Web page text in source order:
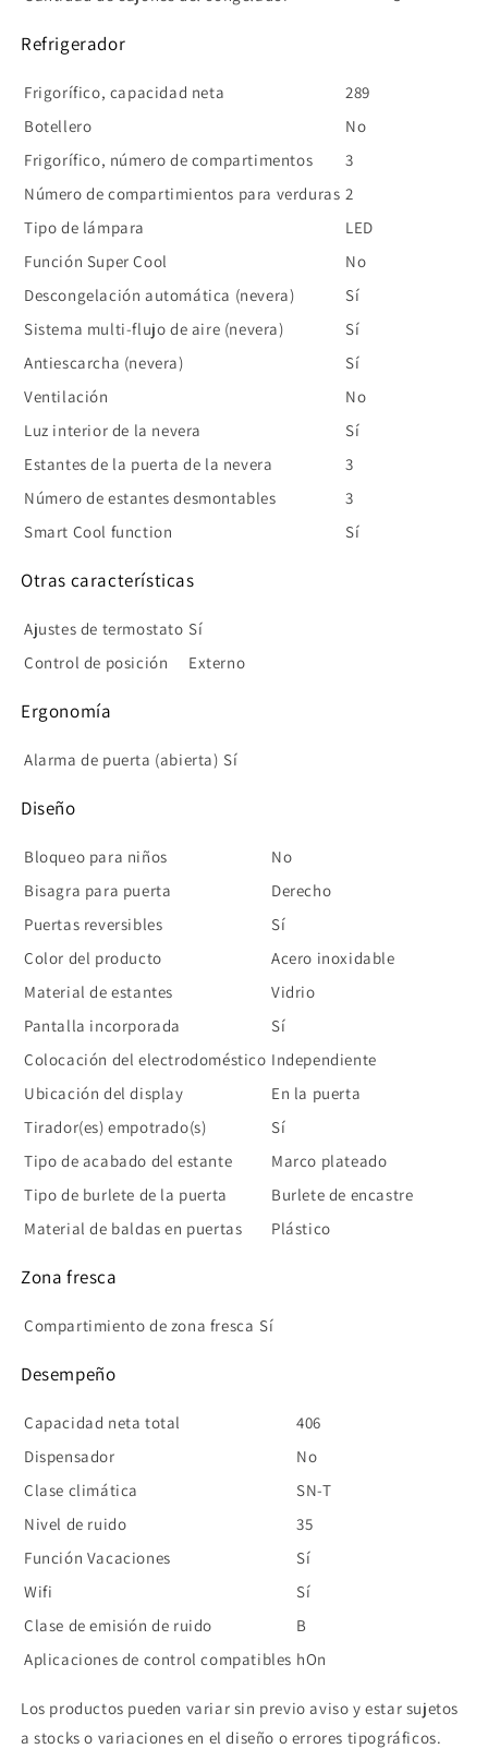
Refrigerador
Frigorífico, capacidad neta
289
Botellero
No
Frigorífico, número de compartimentos
3
Número de compartimientos para verduras 2
Tipo de lámpara
LED
Función Super Cool
No
Descongelación automática (nevera)
Sí
Sistema multi-flujo de aire (nevera)
Sí
Antiescarcha (nevera)
Sí
Ventilación
No
Luz interior de la nevera
Sí
Estantes de la puerta de la nevera
3
Número de estantes desmontables
3
Smart Cool function
Sí
Otras características
Ajustes de termostato Sí
Control de posición
Externo
Ergonomía
Alarma de puerta (abierta) Sí
Diseño
Bloqueo para niños
No
Bisagra para puerta
Derecho
Puertas reversibles
Sí
Color del producto
Acero inoxidable
Material de estantes
Vidrio
Pantalla incorporada
Sí
Colocación del electrodoméstico Independiente
Ubicación del display
En la puerta
Tirador(es) empotrado(s)
Sí
Tipo de acabado del estante
Marco plateado
Tipo de burlete de la puerta
Burlete de encastre
Material de baldas en puertas
Plástico
Zona fresca
Compartimiento de zona fresca Sí
Desempeño
Capacidad neta total
406
Dispensador
No
Clase climática
SN-T
Nivel de ruido
35
Función Vacaciones
Sí
Wifi
Sí
Clase de emisión de ruido
B
Aplicaciones de control compatibles hOn
Los productos pueden variar sin previo aviso y estar sujetos
a stocks o variaciones en el diseño o errores tipográficos.